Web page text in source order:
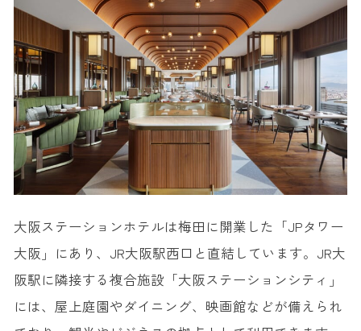
大阪ステーションホテルは梅田に開業した「JPタワー
大阪」にあり、JR大阪駅西口と直結しています。JR大
阪駅に隣接する複合施設「大阪ステーションシティ」
には、屋上庭園やダイニング、映画館などが備えられ